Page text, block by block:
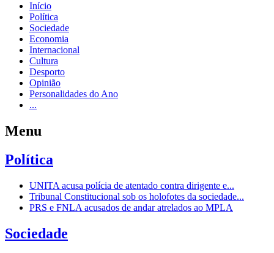
Início
Política
Sociedade
Economia
Internacional
Cultura
Desporto
Opinião
Personalidades do Ano
...
Menu
Política
UNITA acusa polícia de atentado contra dirigente e...
Tribunal Constitucional sob os holofotes da sociedade...
PRS e FNLA acusados de andar atrelados ao MPLA
Sociedade